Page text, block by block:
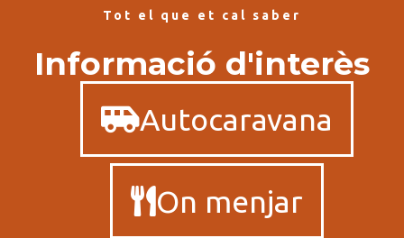
Tot el que et cal saber
Informació d'interès
Autocaravana
On menjar